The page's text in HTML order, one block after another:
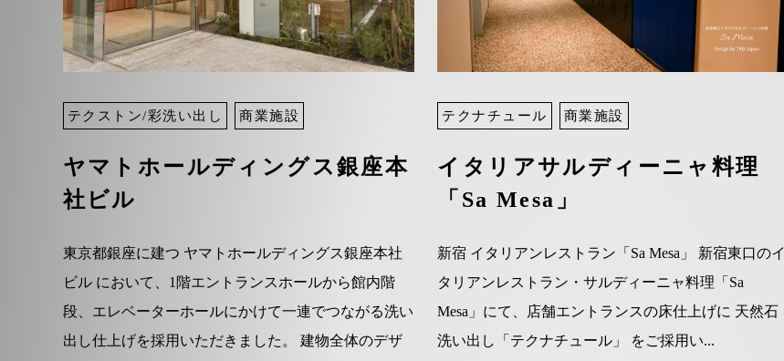
テクストン/彩洗い出し 商業施設
ヤマトホールディングス銀座本
社ビル
東京都銀座に建つ ヤマトホールディングス銀座本社
ビル において、1階エントランスホールから館内階
段、エレベーターホールにかけて一連でつながる洗い
出し仕上げを採用いただきました。 建物全体のデザ
テクナチュール 商業施設
イタリアサルディーニャ料理
「Sa Mesa」
新宿 イタリアンレストラン「Sa Mesa」 新宿東口のイ
タリアンレストラン・サルディーニャ料理「Sa
Mesa」にて、店舗エントランスの床仕上げに 天然石
洗い出し「テクナチュール」 をご採用い...